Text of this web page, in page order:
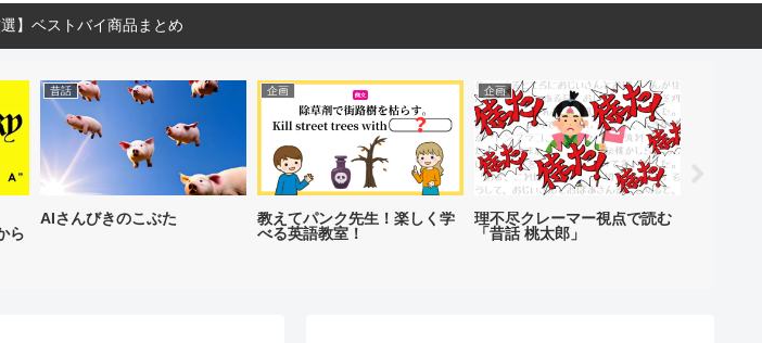
】ベストバイ商品まとめ
ら
昔話
AIさんびきのこぶた
企画
教えてパンク先生！楽しく学
べる英語教室！
企画
理不尽クレーマー視点で読む
「昔話 桃太郎」